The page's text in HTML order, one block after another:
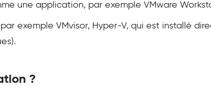
une application, par exemple VMware
exemple VMvisor, Hyper-V, qui est installé
?